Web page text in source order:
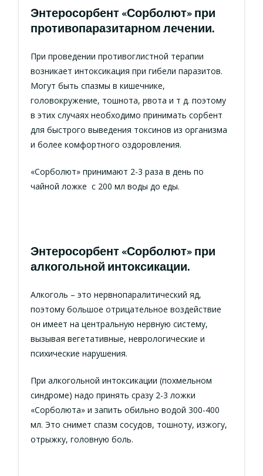
Энтеросорбент «Сорболют» при
противопаразитарном лечении.
При проведении противоглистной терапии
возникает интоксикация при гибели паразитов.
Могут быть спазмы в кишечнике,
головокружение, тошнота, рвота и т д. поэтому
в этих случаях необходимо принимать сорбент
для быстрого выведения токсинов из организма
и более комфортного оздоровления.
«Сорболют» принимают 2-3 раза в день по
чайной ложке с 200 мл воды до еды.
Энтеросорбент «Сорболют» при
алкогольной интоксикации.
Алкоголь – это нервнопаралитический яд,
поэтому большое отрицательное воздействие
он имеет на центральную нервную систему,
вызывая вегетативные, неврологические и
психические нарушения.
При алкогольной интоксикации (похмельном
синдроме) надо принять сразу 2-3 ложки
«Сорболюта» и запить обильно водой 300-400
мл. Это снимет спазм сосудов, тошноту, изжогу,
отрыжку, головную боль.